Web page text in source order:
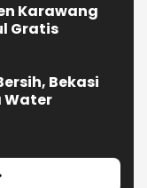
Karawang
Gratis
Bekasi
Water